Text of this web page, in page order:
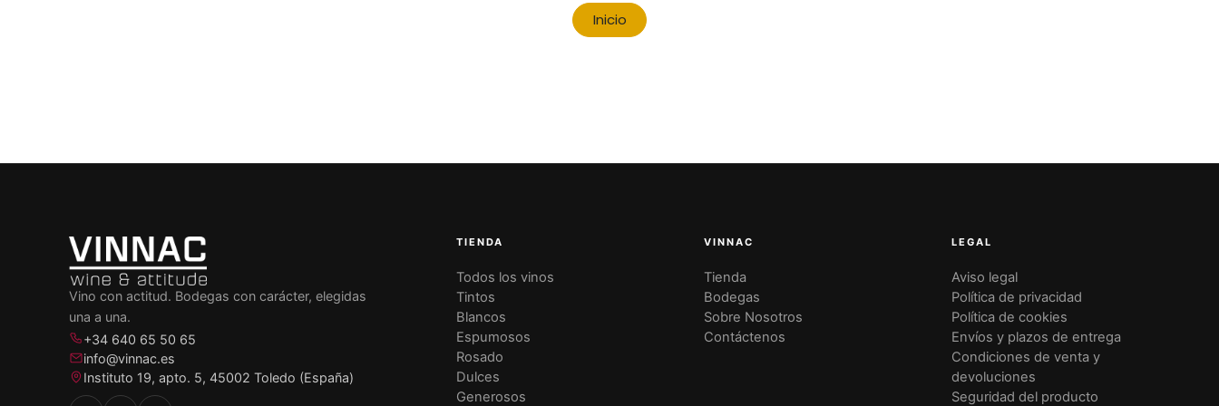
Inicio
Vino con actitud. Bodegas con carácter, elegidas
una a una.
+34 640 65 50 65
info@vinnac.es
Instituto 19, apto. 5, 45002 Toledo (España)
TIENDA
Todos los vinos
Tintos
Blancos
Espumosos
Rosado
Dulces
Generosos
VINNAC
Tienda
Bodegas
Sobre Nosotros
Contáctenos
LEGAL
Aviso legal
Política de privacidad
Política de cookies
Envíos y plazos de entrega
Condiciones de venta y
devoluciones
Seguridad del producto